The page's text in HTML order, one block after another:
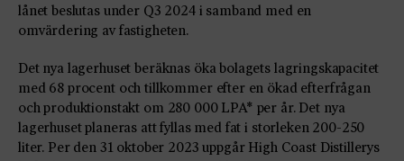
lånet beslutas under Q3 2024 i samband med en
omvärdering av fastigheten.
Det nya lagerhuset beräknas öka bolagets lagringskapacitet
med 68 procent och tillkommer efter en ökad efterfrågan
och produktionstakt om 280 000 LPA* per år. Det nya
lagerhuset planeras att fyllas med fat i storleken 200-250
liter. Per den 31 oktober 2023 uppgår High Coast Distillerys